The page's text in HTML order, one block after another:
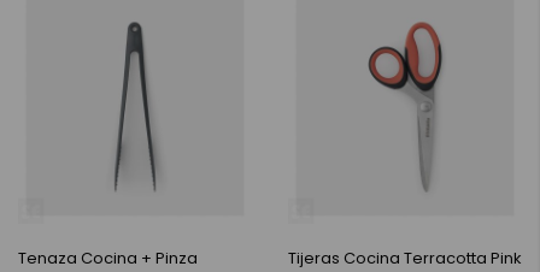
Tenaza Cocina + Pinza
Tijeras Cocina Terracotta Pink